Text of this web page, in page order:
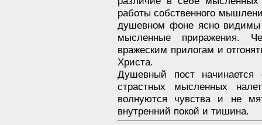
работы собственного
душевном фоне ясно видимы
мысленные приражения.
вражеским прилогам и
Христа.
Душевный пост
страстных мысленных
волнуются чувства и не
внутренний покой и тишина.